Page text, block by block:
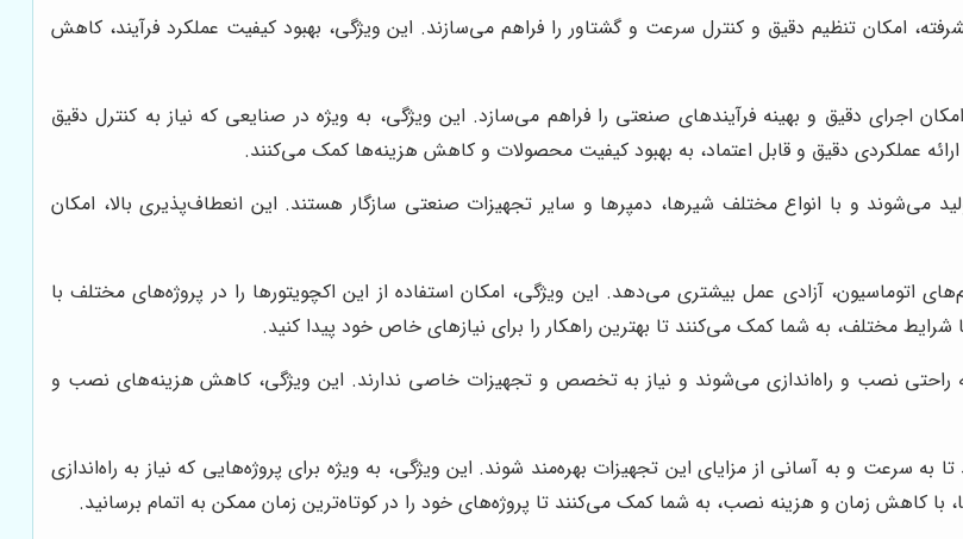
امکان تنظیم دقیق و کنترل سرعت و گشتاور را فراهم می‌سازند. این ویژگی، بهبود کیفیت عملکرد فرآیند، کاهش
اجرای دقیق و بهینه فرآیندهای صنعتی را فراهم می‌سازد. این ویژگی، به ویژه در صنایعی که نیاز به کنترل دقیق
ارائه عملکردی دقیق و قابل اعتماد، به بهبود کیفیت محصولات و کاهش هزینه‌ها کمک می‌کنند.
می‌شوند و با انواع مختلف شیرها، دمپرها و سایر تجهیزات صنعتی سازگار هستند. این انعطاف‌پذیری بالا، امکان
اتوماسیون، آزادی عمل بیشتری می‌دهد. این ویژگی، امکان استفاده از این اکچویتورها را در پروژه‌های مختلف با
شرایط مختلف، به شما کمک می‌کنند تا بهترین راهکار را برای نیازهای خاص خود پیدا کنید.
به راحتی نصب و راه‌اندازی می‌شوند و نیاز به تخصص و تجهیزات خاصی ندارند. این ویژگی، کاهش هزینه‌های نصب و
به سرعت و به آسانی از مزایای این تجهیزات بهره‌مند شوند. این ویژگی، به ویژه برای پروژه‌هایی که نیاز به راه‌اندازی
با کاهش زمان و هزینه نصب، به شما کمک می‌کنند تا پروژه‌های خود را در کوتاه‌ترین زمان ممکن به اتمام برسانید.